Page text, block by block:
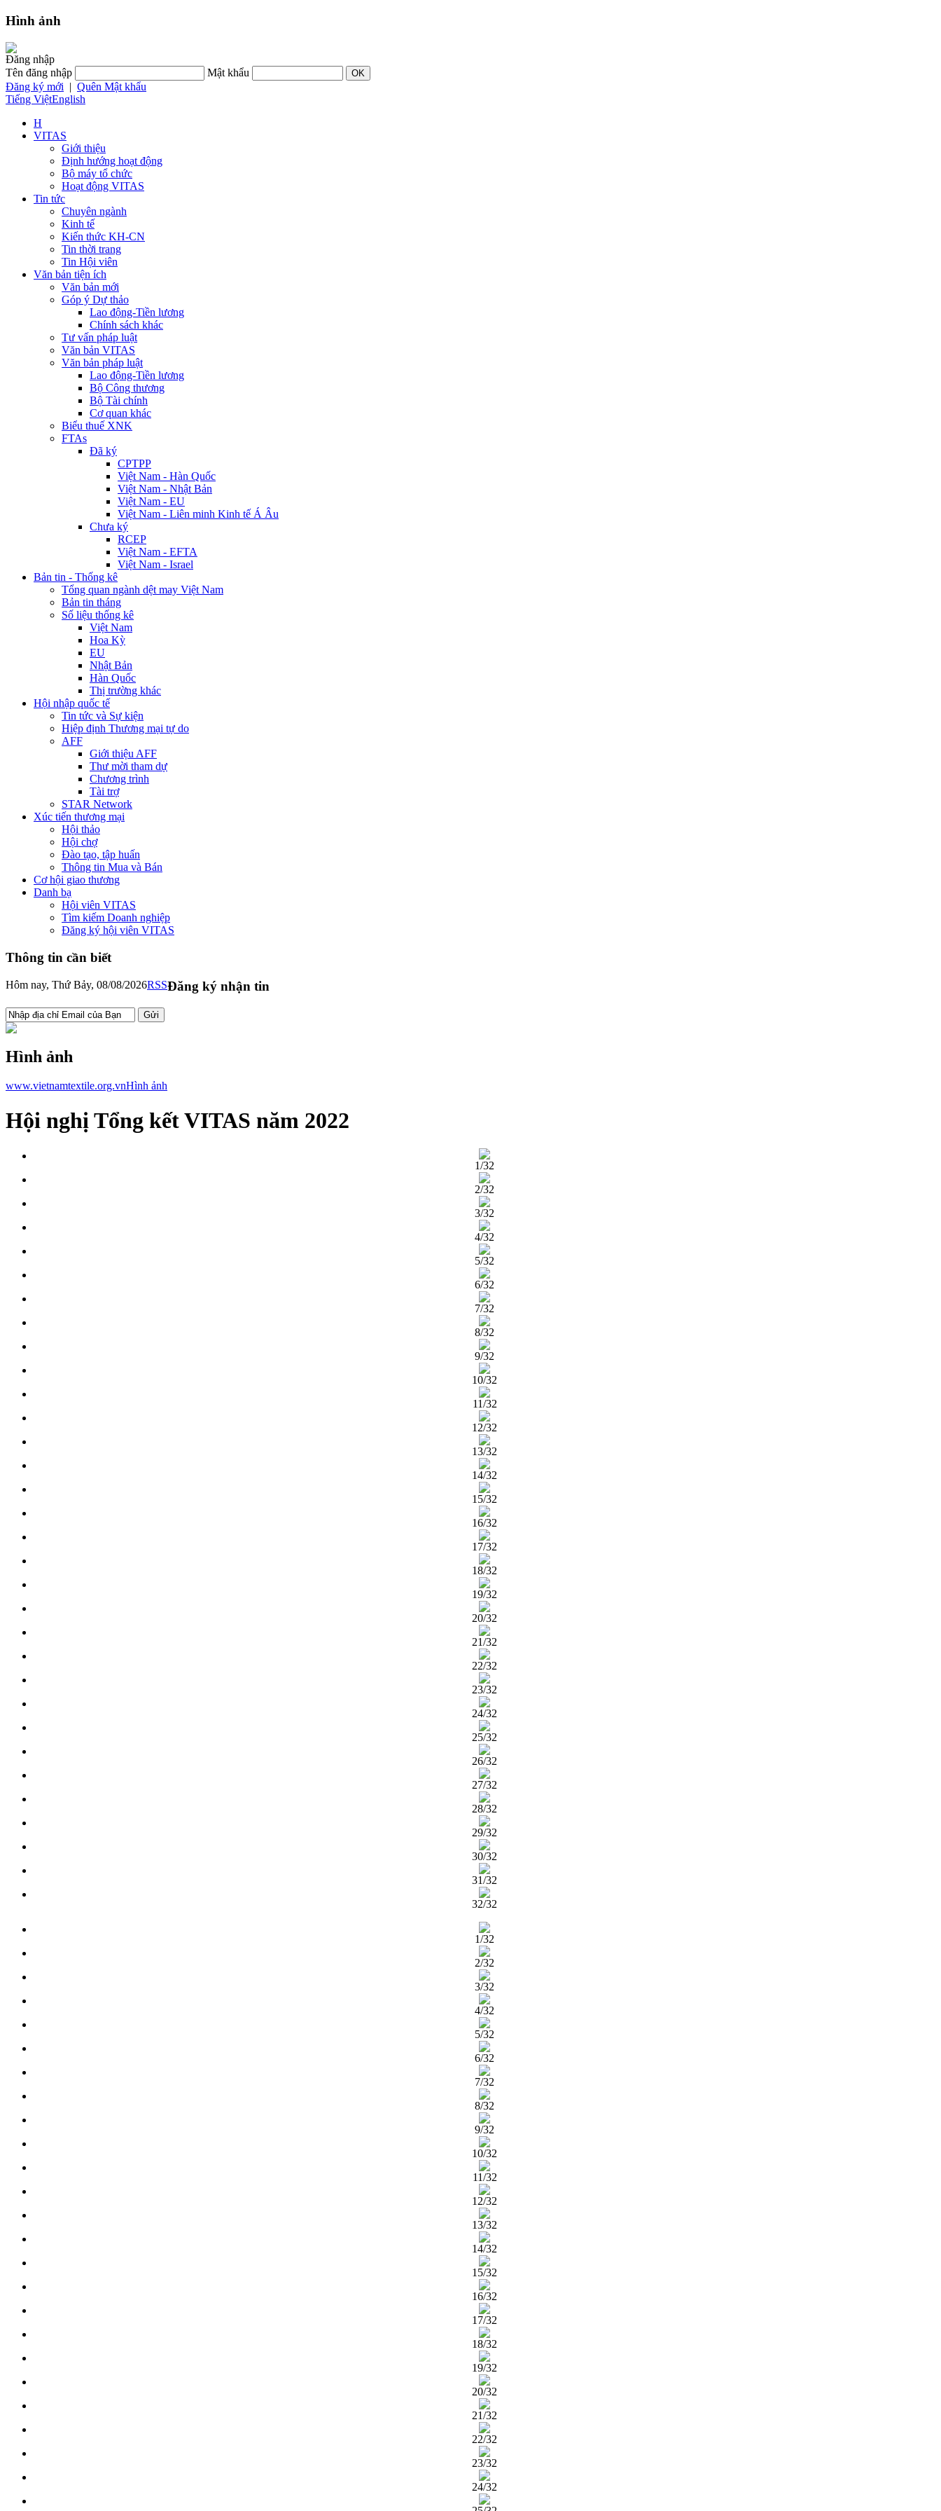
Hình ảnh
Đăng nhập
Tên đăng nhập
Mật khẩu
Đăng ký mới | Quên Mật khẩu
Tiếng ViệtEnglish
H
VITAS
Giới thiệu
Định hướng hoạt động
Bộ máy tổ chức
Hoạt động VITAS
Tin tức
Chuyên ngành
Kinh tế
Kiến thức KH-CN
Tin thời trang
Tin Hội viên
Văn bản tiện ích
Văn bản mới
Góp ý Dự thảo
Lao động-Tiền lương
Chính sách khác
Tư vấn pháp luật
Văn bản VITAS
Văn bản pháp luật
Lao động-Tiền lương
Bộ Công thương
Bộ Tài chính
Cơ quan khác
Biểu thuế XNK
FTAs
Đã ký
CPTPP
Việt Nam - Hàn Quốc
Việt Nam - Nhật Bản
Việt Nam - EU
Việt Nam - Liên minh Kinh tế Á Âu
Chưa ký
RCEP
Việt Nam - EFTA
Việt Nam - Israel
Bản tin - Thống kê
Tổng quan ngành dệt may Việt Nam
Bản tin tháng
Số liệu thống kê
Việt Nam
Hoa Kỳ
EU
Nhật Bản
Hàn Quốc
Thị trường khác
Hội nhập quốc tế
Tin tức và Sự kiện
Hiệp định Thương mại tự do
AFF
Giới thiệu AFF
Thư mời tham dự
Chương trình
Tài trợ
STAR Network
Xúc tiến thương mại
Hội thảo
Hội chợ
Đào tạo, tập huấn
Thông tin Mua và Bán
Cơ hội giao thương
Danh bạ
Hội viên VITAS
Tìm kiếm Doanh nghiệp
Đăng ký hội viên VITAS
Thông tin cần biết
Hôm nay, Thứ Bảy, 08/08/2026RSSĐăng ký nhận tin
Hình ảnh
www.vietnamtextile.org.vnHình ảnh
Hội nghị Tổng kết VITAS năm 2022
1/32
2/32
3/32
4/32
5/32
6/32
7/32
8/32
9/32
10/32
11/32
12/32
13/32
14/32
15/32
16/32
17/32
18/32
19/32
20/32
21/32
22/32
23/32
24/32
25/32
26/32
27/32
28/32
29/32
30/32
31/32
32/32
1/32
2/32
3/32
4/32
5/32
6/32
7/32
8/32
9/32
10/32
11/32
12/32
13/32
14/32
15/32
16/32
17/32
18/32
19/32
20/32
21/32
22/32
23/32
24/32